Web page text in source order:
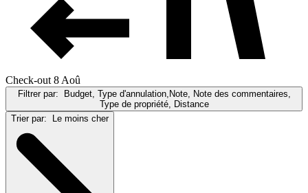
Check-out 8 Aoû
Filtrer par: Budget, Type d'annulation,Note, Note des commentaires,
Type de propriété, Distance
Trier par: Le moins cher